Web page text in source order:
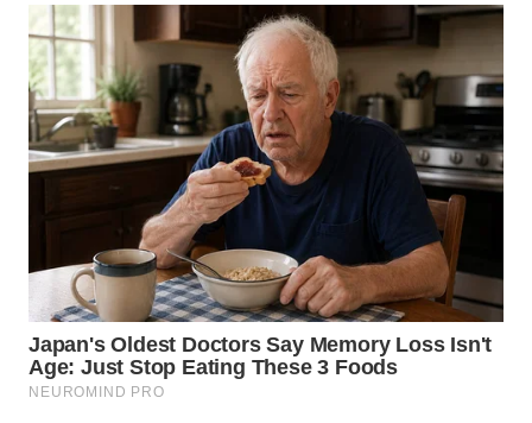
UTARA
WN
SAMOSIR
WN
WN
SUMEDANG
WN
CIANJUR